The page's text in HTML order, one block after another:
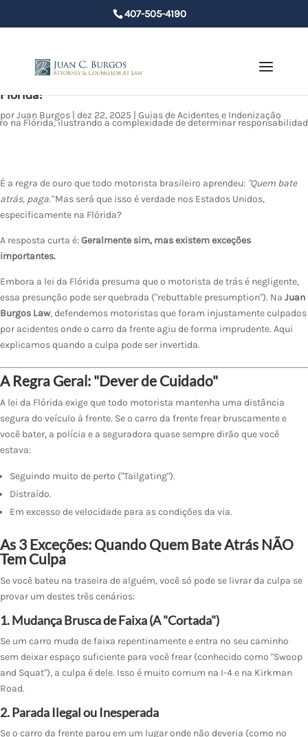
407-505-4190
Flórida?
porJuan Burgos | dez 22, 2025 | Guias de Acidentes e Indenização
É a regra de ouro que todo motorista brasileiro aprendeu: "Quem bate
atrás, paga."Mas será que isso é verdade nos Estados Unidos,
especificamente na Flórida?
A resposta curta é:Geralmente sim, mas existem exceções
importantes.
Embora a lei da Flórida presuma que o motorista de trás é negligente,
essa presunção pode ser quebrada ("rebuttable presumption"). Na Juan
Burgos Law, defendemos motoristas que foram injustamente culpados
por acidentes onde o carro da frente agiu de forma imprudente. Aqui
explicamos quando a culpa pode ser invertida.
A Regra Geral: "Dever de Cuidado"
A lei da Flórida exige que todo motorista mantenha uma distância
segura do veículo à frente. Se o carro da frente frear bruscamente e
você bater, a polícia e a seguradora quase sempre dirão que você
estava:
Seguindo muito de perto ("Tailgating").
Distraído.
Em excesso de velocidade para as condições da via.
As 3 Exceções: Quando Quem Bate Atrás NÃO
Tem Culpa
Se você bateu na traseira de alguém, você só pode se livrar da culpa se
provar um destes três cenários:
1. Mudança Brusca de Faixa (A "Cortada")
Se um carro muda de faixa repentinamente e entra no seu caminho
sem deixar espaço suficiente para você frear (conhecido como "Swoop
and Squat"), a culpa é dele. Isso é muito comum na I-4 e na Kirkman
Road.
2. Parada Ilegal ou Inesperada
Se o carro da frente parou em um lugar onde não deveria (como no